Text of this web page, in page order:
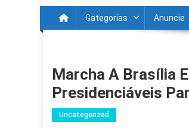
Gategorias Anuncie
Marcha A Brasília
Presidenciáveis
Uncategorized